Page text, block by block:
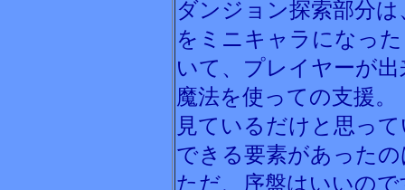
ダンジョン探索部分
をミニキャラになっ
いて、プレイヤーが
魔法を使っての支援。
見ているだけと思っ
できる要素があった
ただ、序盤はいいの